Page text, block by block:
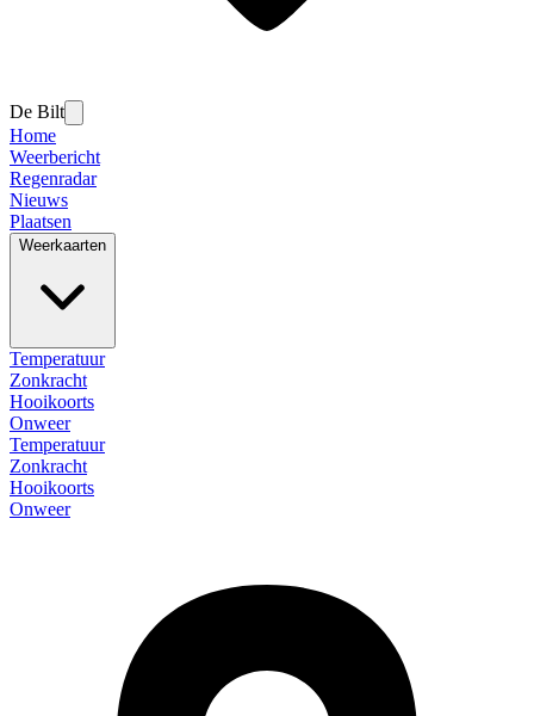
De Bilt
Home
Weerbericht
Regenradar
Nieuws
Plaatsen
Weerkaarten
Temperatuur
Zonkracht
Hooikoorts
Onweer
Temperatuur
Zonkracht
Hooikoorts
Onweer